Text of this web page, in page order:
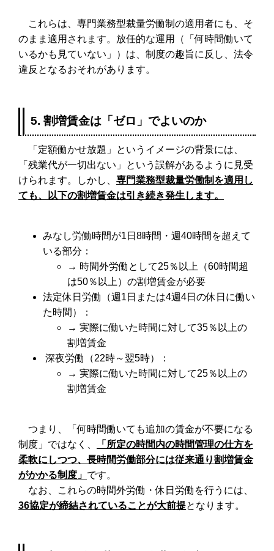
これらは、専門業務型裁量労働制の適用者にも、そ
のまま適用されます。放任的な運用（「何時間働いて
いるかも見ていない」）は、制度の趣旨に反し、法令
違反となるおそれがあります。
5. 割増賃金は「ゼロ」でよいのか
「定額働かせ放題」というイメージの背景には、
「残業代が一切出ない」という誤解があるように見受
けられます。しかし、 専門業務型裁量労働制を適用し
ても、以下の割増賃金は引き続き発生します。
みなし労働時間が1日8時間・週40時間を超えて
いる部分：
→ 時間外労働として25％以上（60時間超
は50％以上）の割増賃金が必要
法定休日労働（週1日または4週4日の休日に働い
た時間）：
→ 実際に働いた時間に対して35％以上の
割増賃金
深夜労働（22時～翌5時）：
→ 実際に働いた時間に対して25％以上の
割増賃金
つまり、「何時間働いても追加の賃金が不要になる
制度」ではなく、
「所定の時間内の時間管理の仕方を
柔軟にしつつ、長時間労働部分には従来通り割増賃金
がかかる制度」 です。
なお、これらの時間外労働・休日労働を行うには、
36協定が締結されていることが大前提となります。